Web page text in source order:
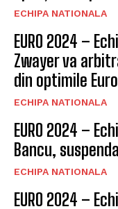
ECHIPA NATIONALA
EURO 2024 –
Zwayer va
din optimile
ECHIPA NATIONALA
EURO 2024 –
Bancu,
ECHIPA NATIONALA
EURO 2024 –